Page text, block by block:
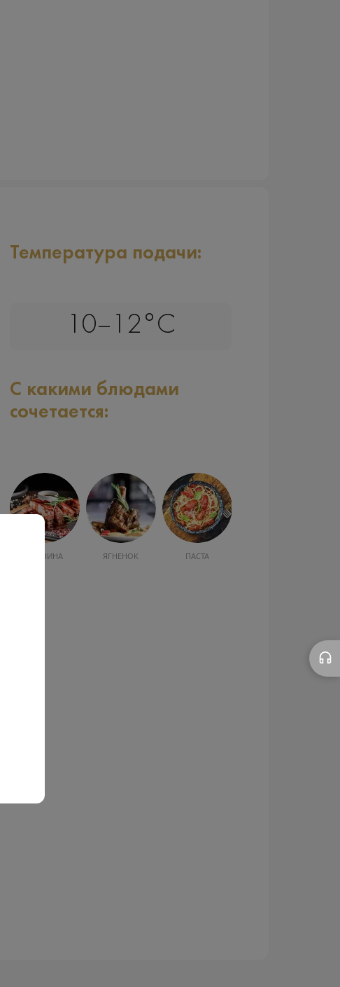
Температура подачи:
10–12°C
С какими блюдами
сочетается:
СВИНИНА ЯГНЕНОК ПАСТА